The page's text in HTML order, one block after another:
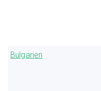
Bulgarien